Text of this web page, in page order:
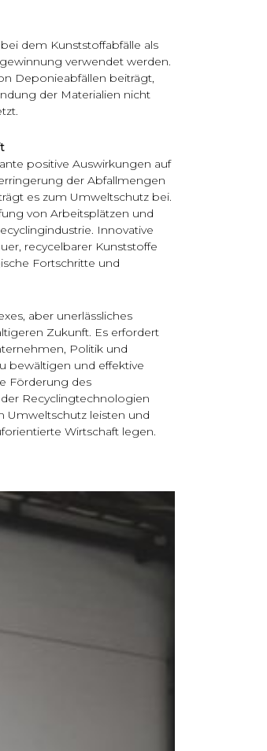
dem Kunststoffabfälle als
verwendet werden.
Deponieabfällen beiträgt,
der Materialien nicht
positive Auswirkungen auf
der Abfallmengen
es zum Umweltschutz bei.
von Arbeitsplätzen und
Innovative
recycelbarer Kunststoffe
Fortschritte und
aber unerlässliches
Zukunft. Es erfordert
Politik und
bewältigen und effektive
Förderung des
Recyclingtechnologien
Umweltschutz leisten und
Wirtschaft legen.